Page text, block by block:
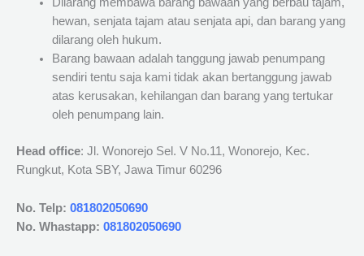
Dilarang membawa barang bawaan yang berbau tajam,
hewan, senjata tajam atau senjata api, dan barang yang
dilarang oleh hukum.
Barang bawaan adalah tanggung jawab penumpang
sendiri tentu saja kami tidak akan bertanggung jawab
atas kerusakan, kehilangan dan barang yang tertukar
oleh penumpang lain.
Head office: Jl. Wonorejo Sel. V No.11, Wonorejo, Kec.
Rungkut, Kota SBY, Jawa Timur 60296
No. Telp: 081802050690
No. Whastapp: 081802050690